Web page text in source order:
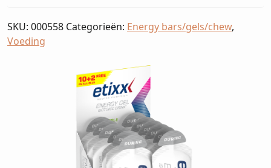
SKU: 000558 Categorieën: Energy bars/gels/chew,
Voeding